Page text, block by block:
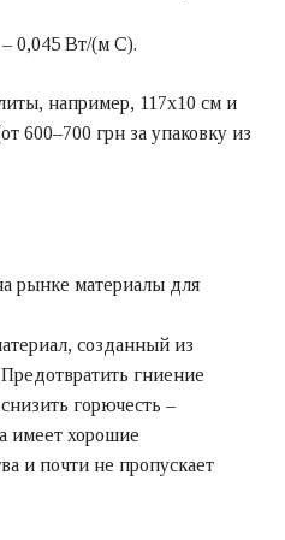
– 0,045 Вт/(м C).
например, 117х10 см и
600–700 грн за упаковку из
созданный из
гниение
горючесть –
имеет хорошие
и почти не пропускает